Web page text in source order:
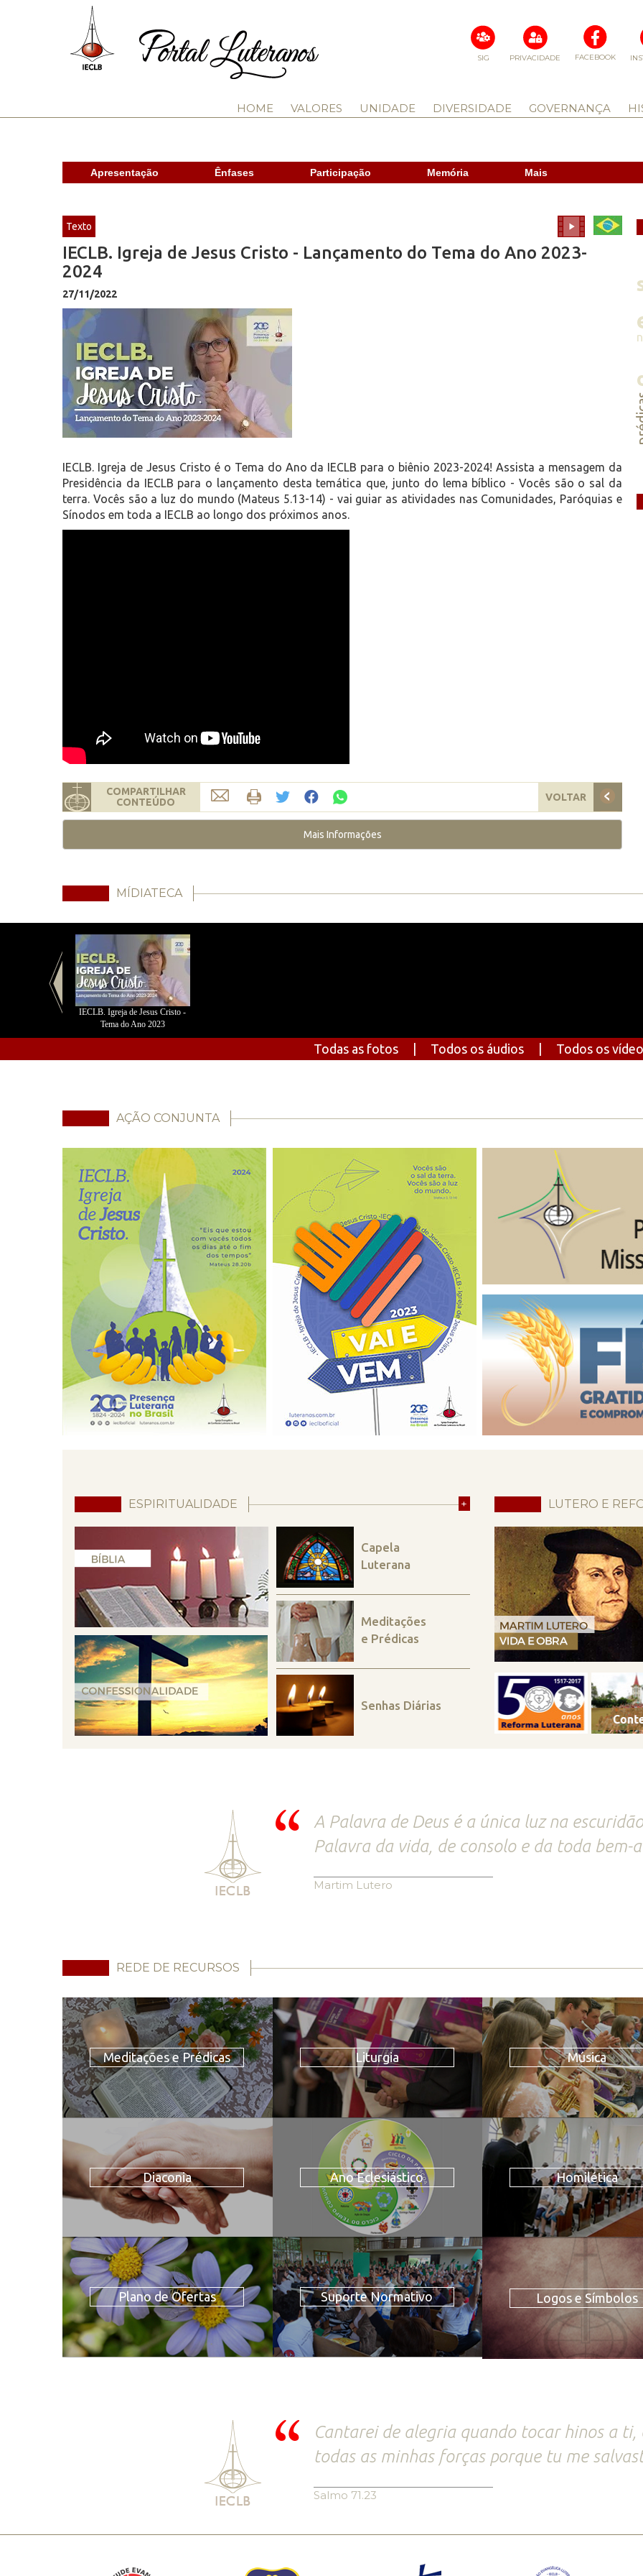
FACEBOOK
PRIVACIDADE
SIG
HOME VALORES UNIDADE DIVERSIDADE GOVERNANÇA
Apresentação Ênfases Participação Memória Mais
Texto
IECLB. Igreja de Jesus Cristo - Lançamento do Tema do Ano 2023-
2024
27/11/2022
IECLB. Igreja de Jesus Cristo é o Tema do Ano da IECLB para o biênio 2023-2024! Assista a mensagem da
Presidência da IECLB para o lançamento desta temática que, junto do lema bíblico - Vocês são o sal da
terra. Vocês são a luz do mundo (Mateus 5.13-14) - vai guiar as atividades nas Comunidades, Paróquias e
Sínodos em toda a IECLB ao longo dos próximos anos.
COMPARTILHAR
CONTEÚDO
VOLTAR
Mais Informações
MÍDIATECA
IECLB. Igreja de Jesus Cristo -
Tema do Ano 2023
Todas as fotos Todos os áudios Todos os
AÇÃO CONJUNTA
ESPIRITUALIDADE +
Capela
Luterana
Meditações
e Prédicas
Senhas Diárias
LUTERO E
A Palavra de Deus é a única luz na
Palavra da vida, de consolo e da toda bem-
Martim Lutero
REDE DE RECURSOS
Meditações e Prédicas Liturgia Música
Diaconia Ano Eclesiástico Homilética
Plano de Ofertas Suporte Normativo Logos e Símbolos
Cantarei de alegria quando tocar hinos a ti,
todas as minhas forças porque tu me
Salmo 71.23